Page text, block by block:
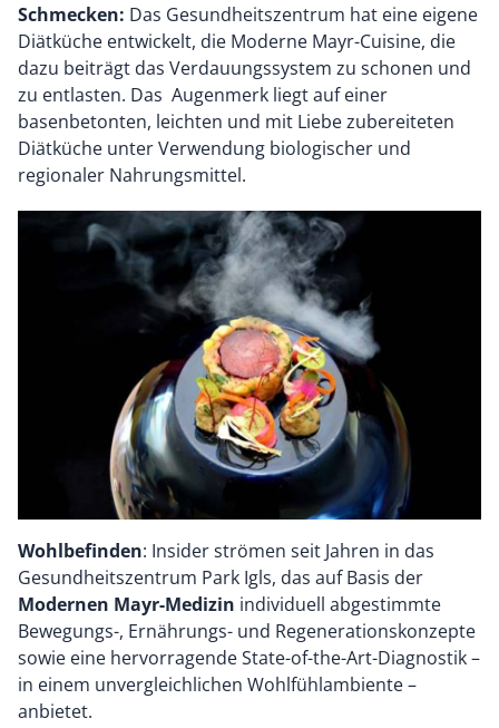
Schmecken: Das Gesundheitszentrum hat eine eigene
Diätküche entwickelt, die Moderne Mayr-Cuisine, die
dazu beiträgt das Verdauungssystem zu schonen und
zu entlasten. Das Augenmerk liegt auf einer
basenbetonten, leichten und mit Liebe zubereiteten
Diätküche unter Verwendung biologischer und
regionaler Nahrungsmittel.
Wohlbefinden: Insider strömen seit Jahren in das
Gesundheitszentrum Park Igls, das auf Basis der
Modernen Mayr-Medizin individuell abgestimmte
Bewegungs-, Ernährungs- und Regenerationskonzepte
sowie eine hervorragende State-of-the-Art-Diagnostik –
in einem unvergleichlichen Wohlfühlambiente –
anbietet.